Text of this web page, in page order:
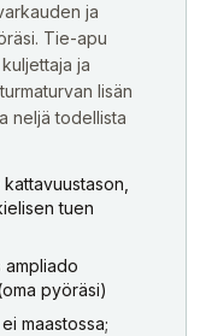
ja
Tie-apu
ja
lisän
neljä todellista
tuen
pyöräsi)
maastossa;